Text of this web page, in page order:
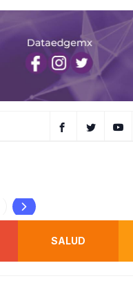
GUARDIA CIVIL
SALUD